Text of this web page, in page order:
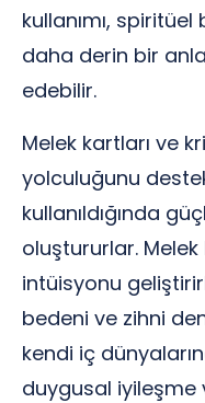
kullanımı,
daha derin bir
edebilir.
Melek kartları ve
yolculuğunu
kullanıldığında
oluştururlar. Melek
intüisyonu
bedeni ve zihni
kendi iç
duygusal iyileşme